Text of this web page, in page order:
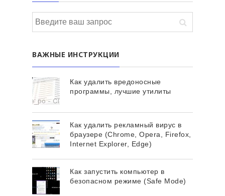
ВАЖНЫЕ ИНСТРУКЦИИ
Как удалить вредоносные
программы, лучшие утилиты
Как удалить рекламный вирус в
браузере (Chrome, Opera, Firefox,
Internet Explorer, Edge)
Как запустить компьютер в
безопасном режиме (Safe Mode)